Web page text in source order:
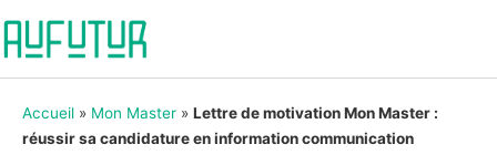
Accueil » Mon Master » Lettre de motivation Mon Master :
réussir sa candidature en information communication